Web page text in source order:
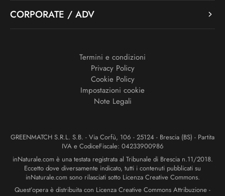
CORPORATE / ADV
Termini e condizioni
Privacy Policy
Cookie Policy
Impostazioni cookie
Note Legali
GREENMATCH S.R.L. S.B. - Via Corfù, 106 - 25124 - Brescia (BS) - Partita
IVA e CodiceFiscale: 04233900986
inNaturale.com è una testata registrata al Tribunale di Brescia n.11/2018.
Eccetto dove diversamente indicato, tutti i contenuti pubblicati su
inNaturale.com sono rilasciati sotto Licenza Creative Commons.
Quest’opera è distribuita con Licenza Creative Commons Attribuzione -